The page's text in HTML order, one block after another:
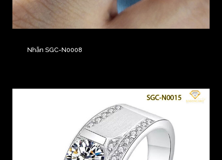
Nhẫn SGC-N0008